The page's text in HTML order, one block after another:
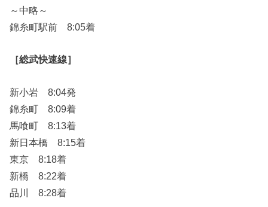
～中略～
錦糸町駅前 8:05着
［総武快速線］
新小岩 8:04発
錦糸町 8:09着
馬喰町 8:13着
新日本橋 8:15着
東京 8:18着
新橋 8:22着
品川 8:28着